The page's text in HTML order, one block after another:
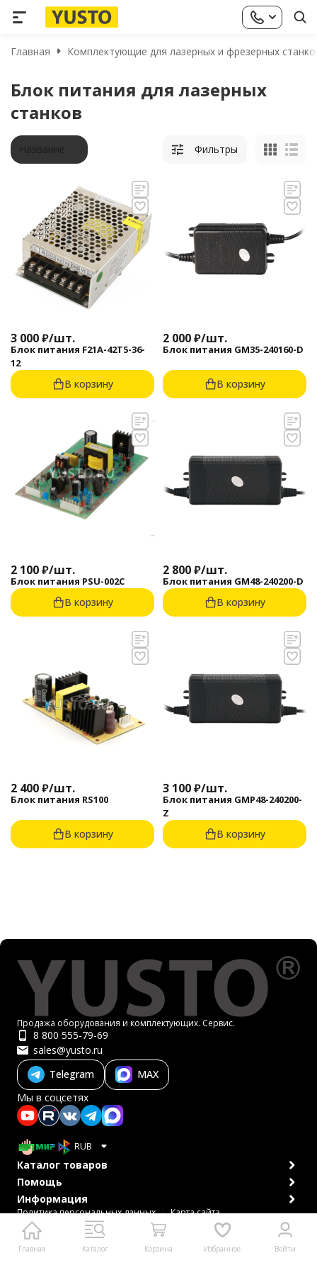
Главная Комплектующие для лазерных и фрезерных
Блок питания для лазерных
станков
Название Фильтры
3 000₽/шт.
Блок питания F21А-42T5-36-
12
В корзину
2 000₽/шт.
Блок питания GM35-240160-D
В корзину
2 100₽/шт.
Блок питания PSU-002C
В корзину
2 800₽/шт.
Блок питания GM48-240200-D
В корзину
2 400₽/шт.
Блок питания RS100
В корзину
3 100₽/шт.
Блок питания GMP48-240200-
Z
В корзину
Главная Каталог Корзина Избранное Войти
Продажа оборудования и комплектующих. Сервис.
8 800 555-79-69
sales@yusto.ru
Telegram
MAX
Мы в соцсетях
RUB
Каталог товаров
Помощь
Информация
Политика персональных данных
Карта сайта
© 2007-2026 ЮСТО